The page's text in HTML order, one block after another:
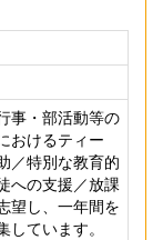
事・部活動等の
おけるティー
／特別な教育的
への支援／放課
望し、一年間を
ています。